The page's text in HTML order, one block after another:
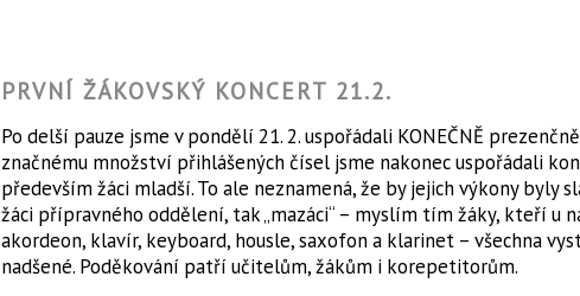
PRVNÍ ŽÁKOVSKÝ KONCERT 21.2.
Po delší pauze jsme v pondělí 21. 2. uspořádali KONEČNĚ
značnému množství přihlášených čísel jsme nakonec uspořádali
především žáci mladší. To ale neznamená, že by jejich výkony byly
žáci přípravného oddělení, tak „mazáci“ – myslím tím žáky, kteří u
akordeon, klavír, keyboard, housle, saxofon a klarinet – všechna
nadšené. Poděkování patří učitelům, žákům i korepetitorům.